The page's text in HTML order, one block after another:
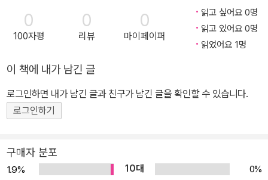
케도니아, 시리아, 스페인, 아랍에미리트 등지에서 현지어로 번역 발
표되었다. ‘천상병시문학상’과 ‘시와시학상’을 수상했다.
참사를 당했던 사람들을 불러내어 그들의 목소리로 그 시간들을 다시
보여 준다. ―이원(시인) 시인이자 평론가로서 활발한 행보를 보여
되었다. 전쟁과 테러, 노예 사냥, 인종·민족 차별, 정치적·종교적 분쟁
에 뒤따랐던 제노사이드를 낱낱이 드러낸 르포 시집이다. 정한용은
난징 대학살과 아우슈비츠 수용소, 5·18 광주와 아프간 전쟁 등 지구
곳곳에서 목격된 문명의 잔인한 현장을 이 시집에 집결했다. 문학평
다.”라고 평했을 만큼 묘사가 구체적이고 생생하며, 시편들이 사실에
바탕을 두고 있기에 더욱 섬뜩하다. 때로는 피해자의 목소리로, 때로
0
100자평
0
리뷰
0
마이페이퍼
읽고 싶어요 0명
읽고 있어요 0명
읽었어요 1명
이 책에 내가 남긴 글
로그인하면 내가 남긴 글과 친구가 남긴 글을 확인할 수 있습니다.
로그인하기
구매자 분포
1.9% 10대
0%